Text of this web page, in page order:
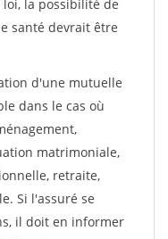
la possibilité de
santé devrait être
d'une mutuelle
dans le cas où
matrimoniale,
retraite,
Si l'assuré se
il doit en informer